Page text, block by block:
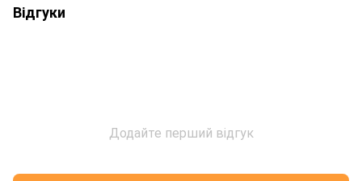
Відгуки
Додайте перший відгук